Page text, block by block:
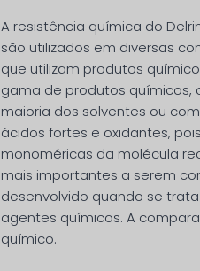
A resistência química do
são utilizados em diversas
que utilizam produtos
gama de produtos químicos,
maioria dos solventes ou
ácidos fortes e oxidantes,
monoméricas da molécula
mais importantes a serem
desenvolvido quando se
agentes químicos. A
químico.